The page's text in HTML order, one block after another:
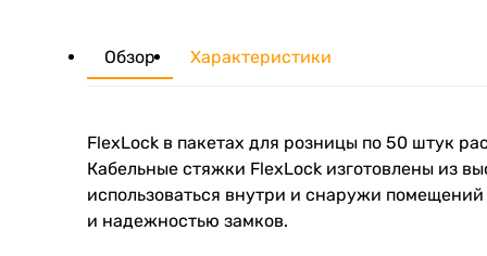
Обзор Характеристики
FlexLock в пакетах для розницы по 50 штук
Кабельные стяжки FlexLock изготовлены из
использоваться внутри и снаружи
и надежностью замков.